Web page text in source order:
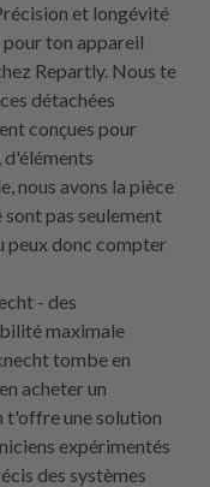
et longévité
pour ton appareil
Repartly. Nous te
détachées
conçues pour
d'éléments
nous avons la pièce
pas seulement
peux donc compter
- des
maximale
tombe en
acheter un
t'offre une solution
expérimentés
des systèmes